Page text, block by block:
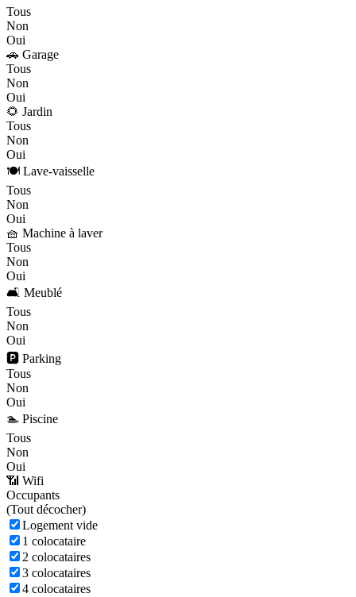
Tous
Non
Oui
🚗 Garage
Tous
Non
Oui
🌻 Jardin
Tous
Non
Oui
🍽️ Lave-vaisselle
Tous
Non
Oui
🧺 Machine à laver
Tous
Non
Oui
🛋️ Meublé
Tous
Non
Oui
🅿️ Parking
Tous
Non
Oui
🏊 Piscine
Tous
Non
Oui
📶 Wifi
Occupants
(Tout décocher)
Logement vide
1 colocataire
2 colocataires
3 colocataires
4 colocataires